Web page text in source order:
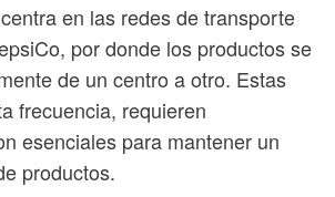
en las redes de transporte
por donde los productos se
de un centro a otro. Estas
frecuencia, requieren
esenciales para mantener un
productos.